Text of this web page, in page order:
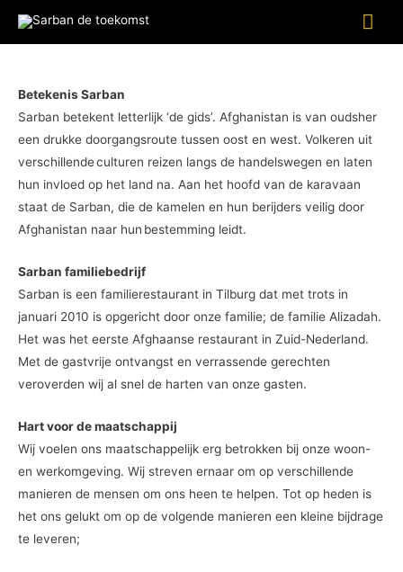
Achtergrond
Betekenis Sarban
Sarban betekent letterlijk ‘de gids’. Afghanistan is van oudsher
een drukke doorgangsroute tussen oost en west. Volkeren uit
verschillende culturen reizen langs de handelswegen en laten
hun invloed op het land na. Aan het hoofd van de karavaan
staat de Sarban, die de kamelen en hun berijders veilig door
Afghanistan naar hun bestemming leidt.
Sarban familiebedrijf
Sarban is een familierestaurant in Tilburg dat met trots in
januari 2010 is opgericht door onze familie; de familie Alizadah.
Het was het eerste Afghaanse restaurant in Zuid-Nederland.
Met de gastvrije ontvangst en verrassende gerechten
veroverden wij al snel de harten van onze gasten.
Hart voor de maatschappij
Wij voelen ons maatschappelijk erg betrokken bij onze woon-
en werkomgeving. Wij streven ernaar om op verschillende
manieren de mensen om ons heen te helpen. Tot op heden is
het ons gelukt om op de volgende manieren een kleine bijdrage
te leveren;